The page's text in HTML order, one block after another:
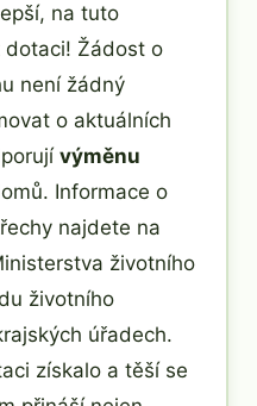
na tuto
dotaci! Žádost o
není žádný
o aktuálních
výměnu
Informace o
najdete na
životního
životního
úřadech.
získalo a těší se